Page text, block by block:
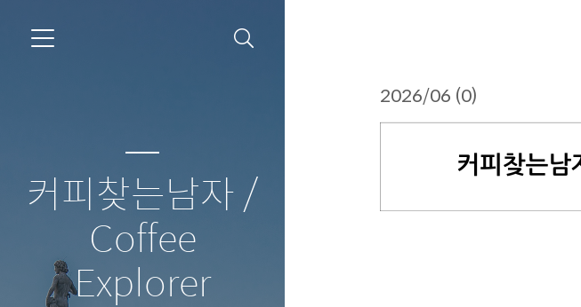
커피찾는남자 /
Coffee
Explorer
2026/06 (0)